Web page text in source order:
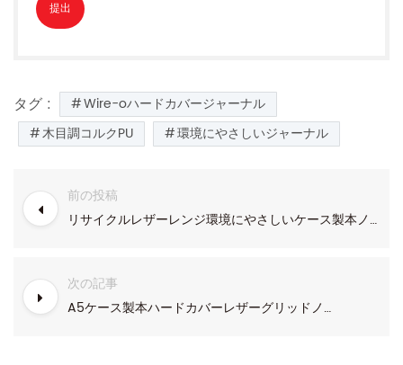
タグ :
Wire-oハードカバージャーナル
木目調コルクPU
環境にやさしいジャーナル
前の投稿
リサイクルレザーレンジ環境にやさしいケース製本ノート
次の記事
A5ケース製本ハードカバーレザーグリッドノートブック